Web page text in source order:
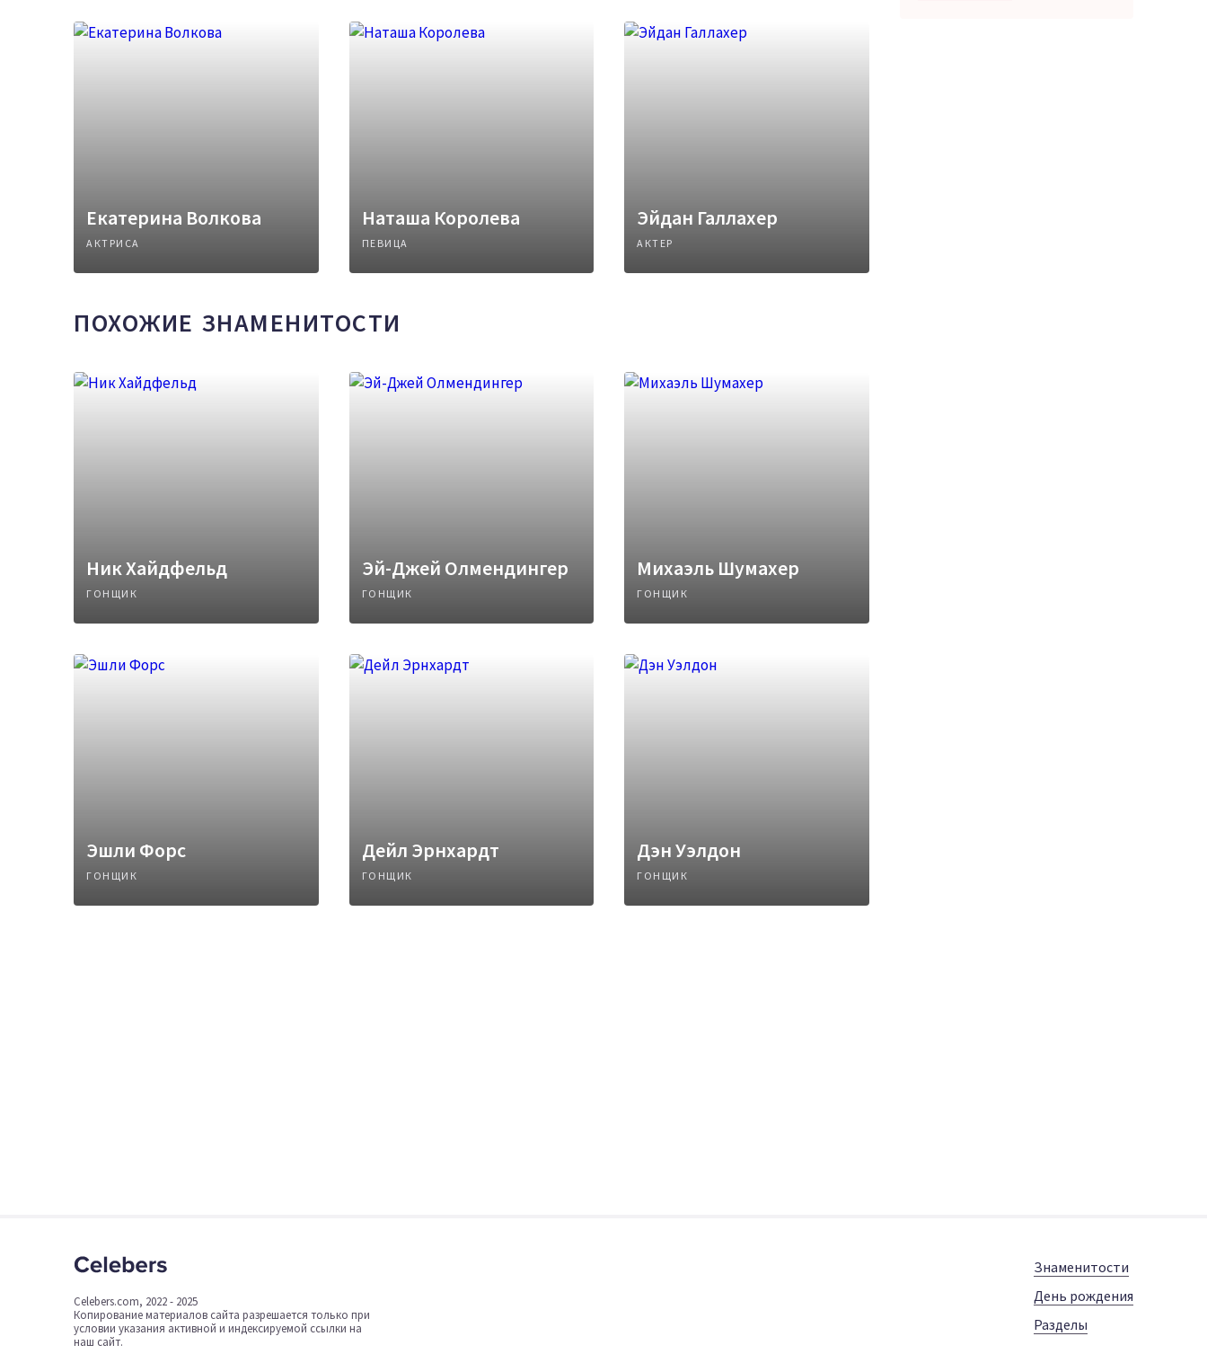
Екатерина Волкова
АКТРИСА
Наташа Королева
ПЕВИЦА
Эйдан Галлахер
АКТЕР
ПОХОЖИЕ ЗНАМЕНИТОСТИ
Ник Хайдфельд
ГОНЩИК
Эй-Джей Олмендингер
ГОНЩИК
Михаэль Шумахер
ГОНЩИК
Эшли Форс
ГОНЩИК
Дейл Эрнхардт
ГОНЩИК
Дэн Уэлдон
ГОНЩИК
Celebers.com, 2022 - 2025
Копирование материалов сайта разрешается только при
условии указания активной и индексируемой ссылки на
наш сайт.
Знаменитости
День рождения
Разделы